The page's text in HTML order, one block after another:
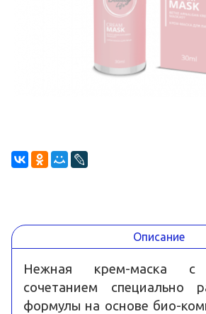
Описание
Нежная крем-маска с
сочетанием специально
формулы на основе био-